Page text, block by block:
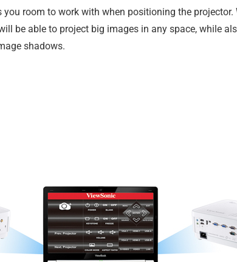
room to work with when positioning the
be able to project big images in any space, while
shadows.